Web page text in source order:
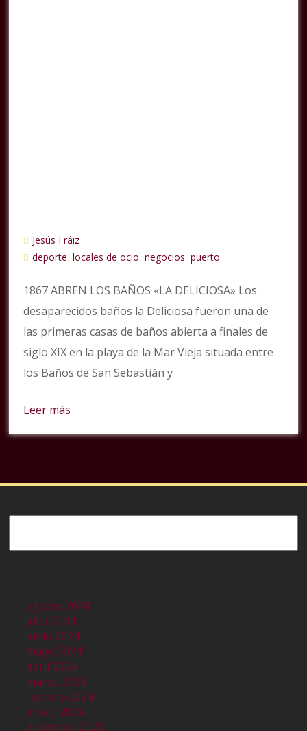
Jesús Fráiz
deporte, locales de ocio,negocios,puerto
1867 ABREN LOS BAÑOS «LA DELICIOSA» Los
desaparecidos baños la Deliciosa fueron una de
las primeras casas de baños abierta a finales de
siglo XIX en la playa de la Mar Vieja situada entre
los Baños de San Sebastián y
Leer más
agosto 2024
julio 2024
junio 2024
mayo 2024
abril 2024
marzo 2024
febrero 2024
enero 2024
diciembre 2023